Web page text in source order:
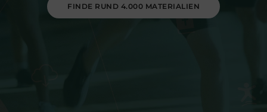
FINDE RUND 4.000 MATERIALIEN